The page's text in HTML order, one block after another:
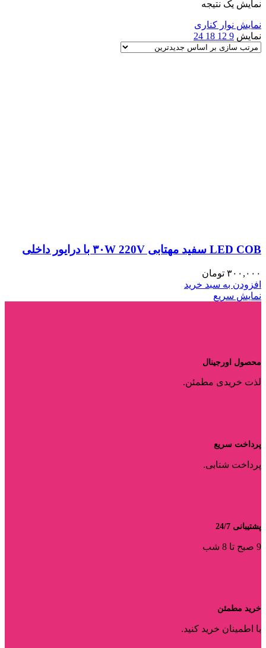
نمایش یک نتیجه
نمایش نوار کناری
نمایش 9
12
18
24
LED COB سفید مهتابی ۳۰W 220V با درایور داخلی
۳۰۰,۰۰۰ تومان
افزودن به سبد خرید
نمایش سریع
محصول اورجینال
لذت خریدی مطمئن.
پرداخت سریع
پرداخت شتابی.
پشتیبانی 24/7
9 صبح تا 8 شب
خرید مطمئن
با اطمینان خرید کنید.